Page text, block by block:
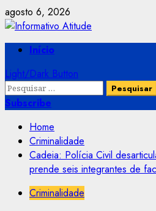
Skip
to
content
agosto 6, 2026
PrimaryInício
Light/Dark Button
Pesquisar
por:
Subscribe
Home
Criminalidade
Cadeia: Polícia Civil
prende seis integrantes de
Criminalidade